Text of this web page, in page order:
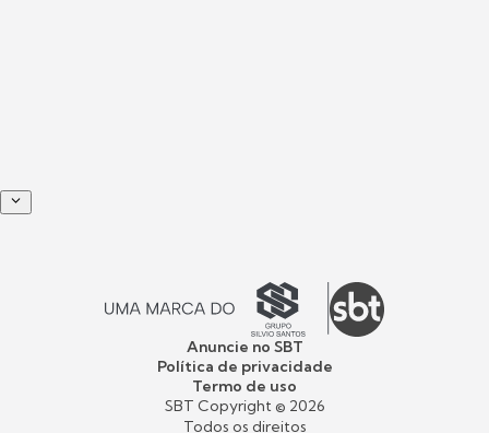
Anuncie no SBT
Política de privacidade
Termo de uso
SBT Copyright © 2026
Todos os direitos